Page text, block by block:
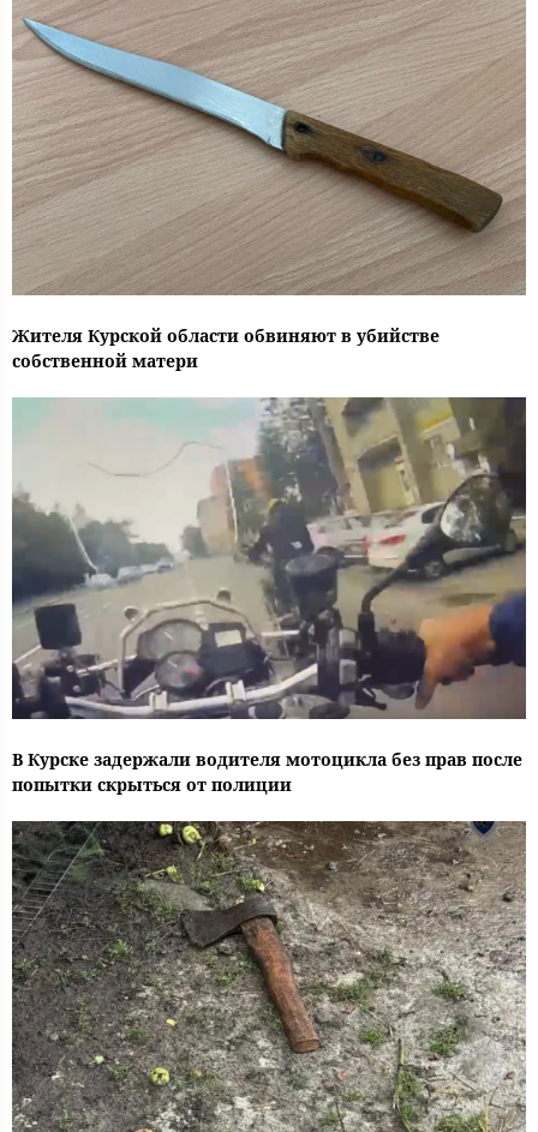
Жителя Курской области обвиняют в убийстве
собственной матери
В Курске задержали водителя мотоцикла без прав после
попытки скрыться от полиции